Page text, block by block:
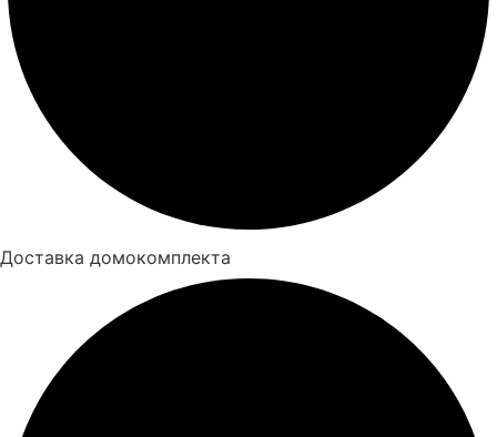
Доставка домокомплекта